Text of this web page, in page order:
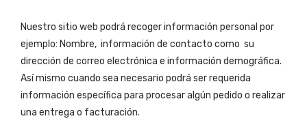
Nuestro sitio web podrá recoger información personal por
ejemplo: Nombre, información de contacto como su
dirección de correo electrónica e información demográfica.
Así mismo cuando sea necesario podrá ser requerida
información específica para procesar algún pedido o realizar
una entrega o facturación.